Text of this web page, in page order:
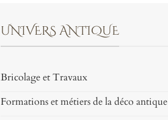
UNIVERS ANTIQUE
Bricolage et Travaux
Formations et métiers de la déco antique